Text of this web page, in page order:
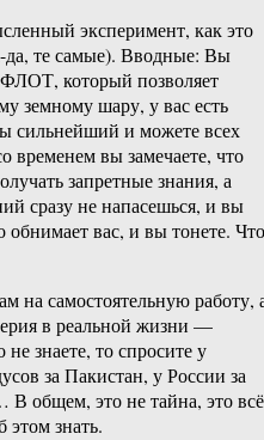
эксперимент, как это
да, те самые). Вводные: Вы
ФЛОТ, который позволяет
земному шару, у вас есть
сильнейший и можете всех
временем вы замечаете, что
запретные знания, а
сразу не напасешься, и вы
обнимает вас, и вы тонете. Что
на самостоятельную работу,
в реальной жизни —
знаете, то спросите у
за Пакистан, у России за
общем, это не тайна, это всё
этом знать.